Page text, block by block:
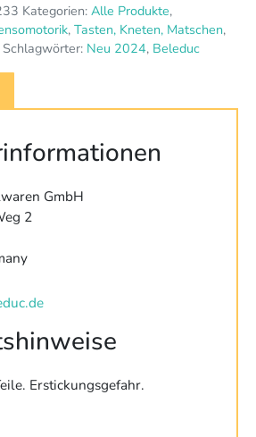
Kategorien: Alle Produkte,
, Tasten, Kneten, Matschen,
Schlagwörter: Neu 2024, Beleduc
GmbH
2
Erstickungsgefahr.